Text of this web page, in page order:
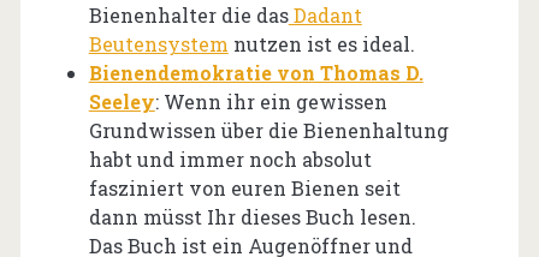
Bienenhalter die dasDadant
Beutensystem nutzen ist es ideal.
Bienendemokratie von Thomas D.
Seeley: Wenn ihr ein gewissen
Grundwissen über die Bienenhaltung
habt und immer noch absolut
fasziniert von euren Bienen seit
dann müsst Ihr dieses Buch lesen.
Das Buch ist ein Augenöffner und